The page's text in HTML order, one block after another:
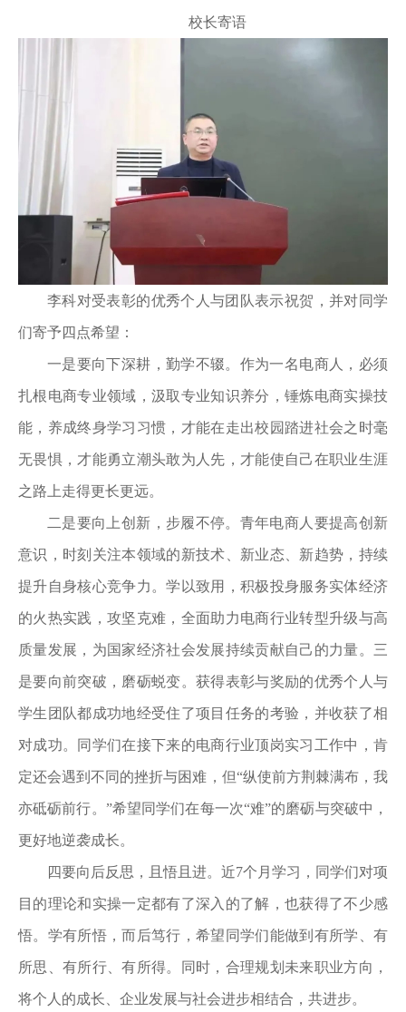
校长寄语
李科对受表彰的优秀个人与团队表示祝贺，并对同学
们寄予四点希望：
一是要向下深耕，勤学不辍。作为一名电商人，必须
扎根电商专业领域，汲取专业知识养分，锤炼电商实操技
能，养成终身学习习惯，才能在走出校园踏进社会之时毫
无畏惧，才能勇立潮头敢为人先，才能使自己在职业生涯
之路上走得更长更远。
二是要向上创新，步履不停。青年电商人要提高创新
意识，时刻关注本领域的新技术、新业态、新趋势，持续
提升自身核心竞争力。学以致用，积极投身服务实体经济
的火热实践，攻坚克难，全面助力电商行业转型升级与高
质量发展，为国家经济社会发展持续贡献自己的力量。三
是要向前突破，磨砺蜕变。获得表彰与奖励的优秀个人与
学生团队都成功地经受住了项目任务的考验，并收获了相
对成功。同学们在接下来的电商行业顶岗实习工作中，肯
定还会遇到不同的挫折与困难，但“纵使前方荆棘满布，我
亦砥砺前行。”希望同学们在每一次“难”的磨砺与突破中，
更好地逆袭成长。
四要向后反思，且悟且进。近7个月学习，同学们对项
目的理论和实操一定都有了深入的了解，也获得了不少感
悟。学有所悟，而后笃行，希望同学们能做到有所学、有
所思、有所行、有所得。同时，合理规划未来职业方向，
将个人的成长、企业发展与社会进步相结合，共进步。